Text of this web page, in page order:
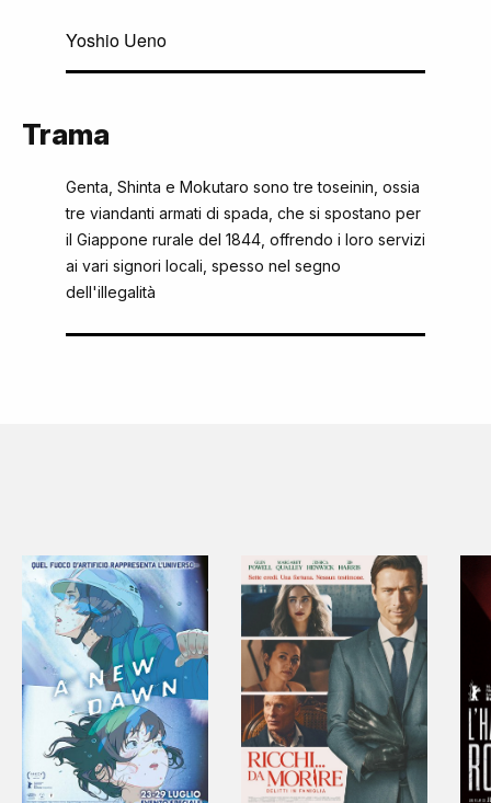
Yoshio Ueno
Trama
Genta, Shinta e Mokutaro sono tre toseinin, ossia
tre viandanti armati di spada, che si spostano per
il Giappone rurale del 1844, offrendo i loro servizi
ai vari signori locali, spesso nel segno
dell'illegalità